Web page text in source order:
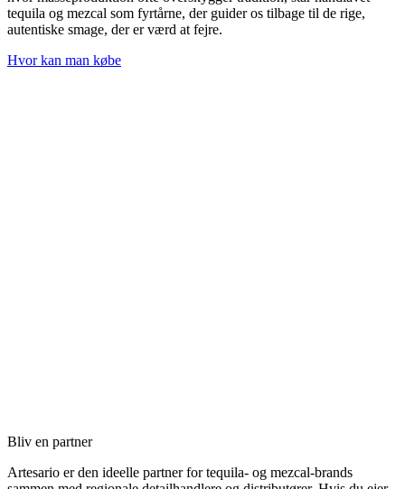
tequila og mezcal som fyrtårne, der guider os tilbage til de rige,
autentiske smage, der er værd at fejre.
Hvor kan man købe
Bliv en partner
Artesario er den ideelle partner for tequila- og mezcal-brands